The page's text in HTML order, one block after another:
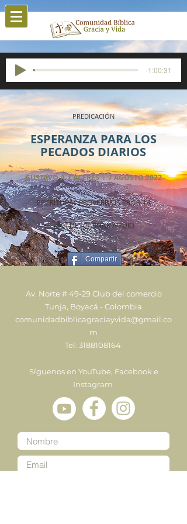
-1:00:31
PREDICACIÓN
ESPERANZA PARA LOS
PECADOS DIARIOS
GUSTAVO A. CÁCERESI7 AGOSTO 2022
ESCRITURA: PROVERBIOS 28:13-14
DESCARGAR AUDIO
Compartir
Av. Norte # 49-29 Club del comercio
Tunja, Boyacá - Colombia
comunidadbiblicagraciayvida@gmail.co
m
Tel: 3188108164
Síguenos en YouTube, Facebook e
Instagram